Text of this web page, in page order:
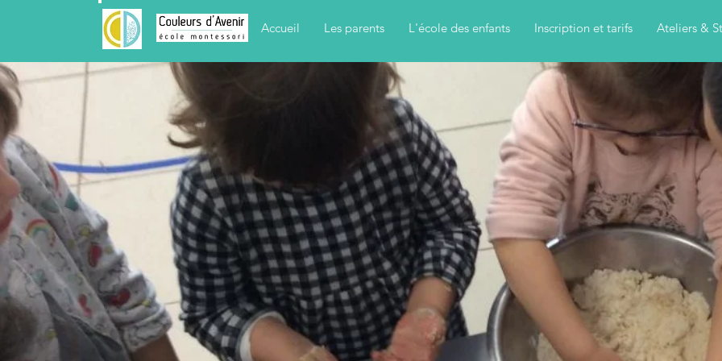
Accueil Les parents L'école des enfants Inscription et tarifs Ateliers &